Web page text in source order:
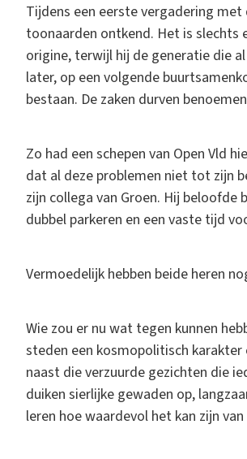
Tijdens een eerste vergadering
toonaarden ontkend. Het is slechts
origine, terwijl hij de generatie die
later, op een volgende
bestaan. De zaken durven
Zo had een schepen van Open Vld
dat al deze problemen niet tot zijn
zijn collega van Groen. Hij
dubbel parkeren en een vaste tijd
Vermoedelijk hebben beide heren
Wie zou er nu wat tegen kunnen
steden een kosmopolitisch
naast die verzuurde gezichten die
duiken sierlijke gewaden op,
leren hoe waardevol het kan zijn